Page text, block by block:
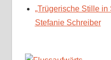
„Trügerische Stille in
Stefanie Schreiber